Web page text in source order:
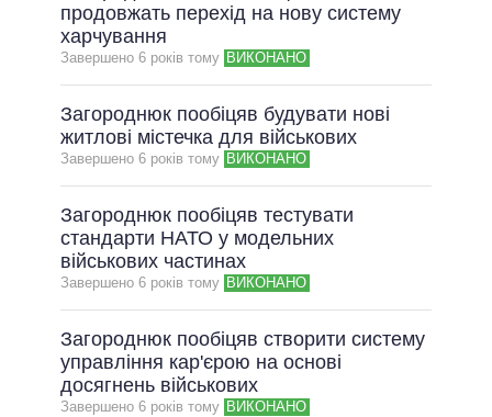
продовжать перехід на нову систему
харчування
Завершено 6 рокiв тому ВИКОНАНО
Загороднюк пообіцяв будувати нові
житлові містечка для військових
Завершено 6 рокiв тому ВИКОНАНО
Загороднюк пообіцяв тестувати
стандарти НАТО у модельних
військових частинах
Завершено 6 рокiв тому ВИКОНАНО
Загороднюк пообіцяв створити систему
управління кар'єрою на основі
досягнень військових
Завершено 6 рокiв тому ВИКОНАНО